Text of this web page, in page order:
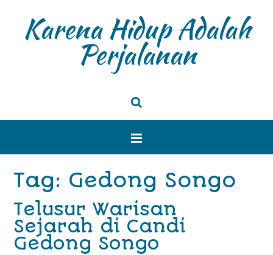
Karena Hidup Adalah
Perjalanan
Tag: Gedong Songo
Telusur Warisan
Sejarah di Candi
Gedong Songo